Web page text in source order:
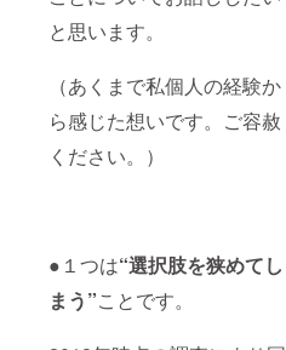
と思います。
（あくまで私個人の経験か
ら感じた想いです。ご容赦
ください。）
●１つは“選択肢を狭めてし
まう”ことです。